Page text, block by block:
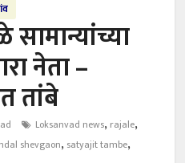
सामान्यांच्या
नेता –
तांबे
Loksanvad news, rajale,
shevgaon, satyajit tambe,